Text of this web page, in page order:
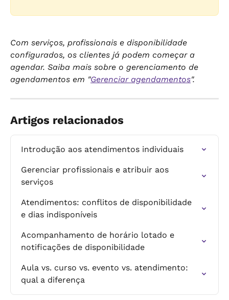
Com serviços, profissionais e disponibilidade
configurados, os clientes já podem começar a
agendar. Saiba mais sobre o gerenciamento de
agendamentos em "Gerenciar agendamentos".
Artigos relacionados
Introdução aos atendimentos individuais
Gerenciar profissionais e atribuir aos
serviços
Atendimentos: conflitos de disponibilidade
e dias indisponíveis
Acompanhamento de horário lotado e
notificações de disponibilidade
Aula vs. curso vs. evento vs. atendimento:
qual a diferença